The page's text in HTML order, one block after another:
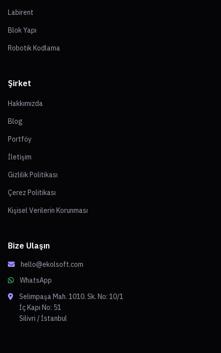
Labirent
Blok Yapı
Robotik Kodlama
Şirket
Hakkımızda
Blog
Portföy
İletişim
Gizlilik Politikası
Çerez Politikası
Kişisel Verilerin Korunması
Bize Ulaşın
hello@ekolsoft.com
WhatsApp
Selimpaşa Mah. 1010. Sk. No: 10/1
İç Kapı No: 51
Silivri / İstanbul